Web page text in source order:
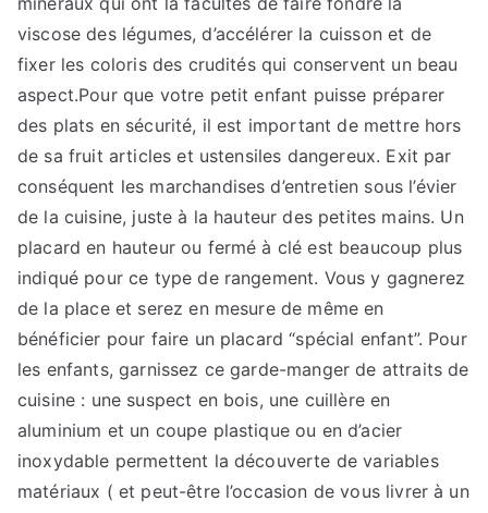
viscose des légumes, d’accélérer la cuisson et de
fixer les coloris des crudités qui conservent un beau
aspect.Pour que votre petit enfant puisse préparer
des plats en sécurité, il est important de mettre hors
de sa fruit articles et ustensiles dangereux. Exit par
conséquent les marchandises d’entretien sous l’évier
de la cuisine, juste à la hauteur des petites mains. Un
placard en hauteur ou fermé à clé est beaucoup plus
indiqué pour ce type de rangement. Vous y gagnerez
de la place et serez en mesure de même en
bénéficier pour faire un placard “spécial enfant”. Pour
les enfants, garnissez ce garde-manger de attraits de
cuisine : une suspect en bois, une cuillère en
aluminium et un coupe plastique ou en d’acier
inoxydable permettent la découverte de variables
matériaux ( et peut-être l’occasion de vous livrer à un